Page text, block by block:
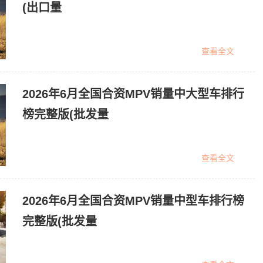
(出口量
查看全文
2026年6月全国合资MPV销量中大型车排行
榜完整版(批发量
查看全文
2026年6月全国合资MPV销量中型车排行榜
完整版(批发量